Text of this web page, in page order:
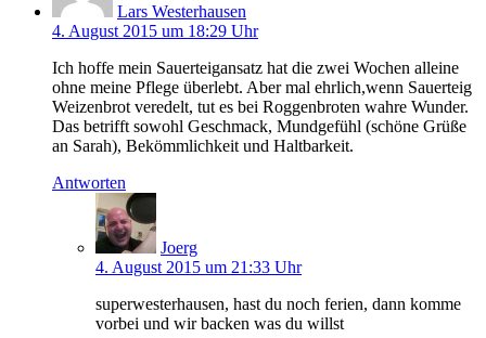
Lars Westerhausen
4. August 2015 um 18:29 Uhr
Ich hoffe mein Sauerteigansatz hat die zwei Wochen alleine
ohne meine Pflege überlebt. Aber mal ehrlich,wenn Sauerteig
Weizenbrot veredelt, tut es bei Roggenbroten wahre Wunder.
Das betrifft sowohl Geschmack, Mundgefühl (schöne Grüße
an Sarah), Bekömmlichkeit und Haltbarkeit.
Antworten
Joerg
4. August 2015 um 21:33 Uhr
superwesterhausen, hast du noch ferien, dann komme
vorbei und wir backen was du willst